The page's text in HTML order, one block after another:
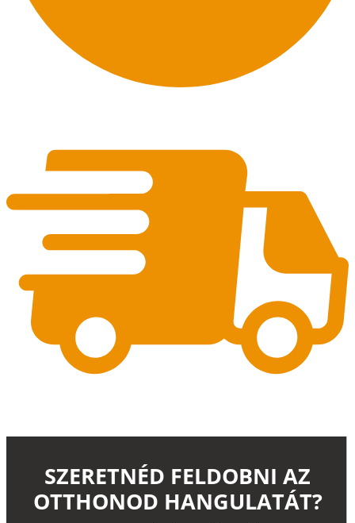
SZERETNÉD FELDOBNI AZ
OTTHONOD HANGULATÁT?